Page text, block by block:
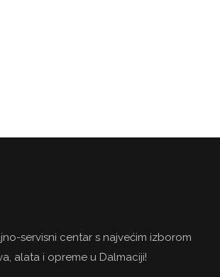
servisni centar s najvećim izborom
alata i opreme u Dalmaciji!